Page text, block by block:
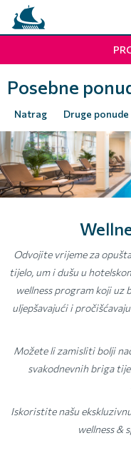
Posebne
Natrag Druge ponude
Odvojite vrijeme za
tijelo, um i dušu u
wellness program koji uz
uljepšavajući i
Možete li zamisliti bolji
svakodnevnih briga
Iskoristite našu
wellness &